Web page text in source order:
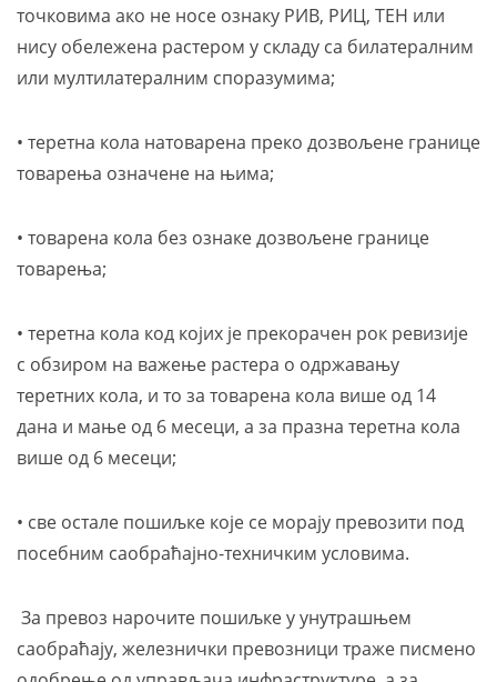
точковима ако не носе ознаку РИВ, РИЦ, ТЕН или
нису обележена растером у складу са билатералним
или мултилатералним споразумима;
• теретна кола натоварена преко дозвољене границе
товарења означене на њима;
• товарена кола без ознаке дозвољене границе
товарења;
• теретна кола код којих је прекорачен рок ревизије
с обзиром на важење растера о одржавању
теретних кола, и то за товарена кола више од 14
дана и мање од 6 месеци, а за празна теретна кола
више од 6 месеци;
• све остале пошиљке које се морају превозити под
посебним саобраћајно-техничким условима.
За превоз нарочите пошиљке у унутрашњем
саобраћају, железнички превозници траже писмено